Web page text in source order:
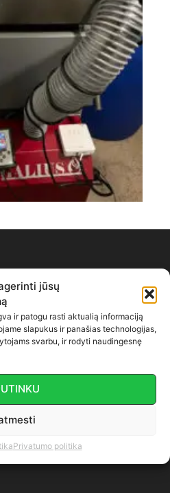
jūsų
ir patogu rasti aktualią informaciją
slapukus ir panašias technologijas,
svarbu, ir rodyti naudingesnę
Privatumo politika